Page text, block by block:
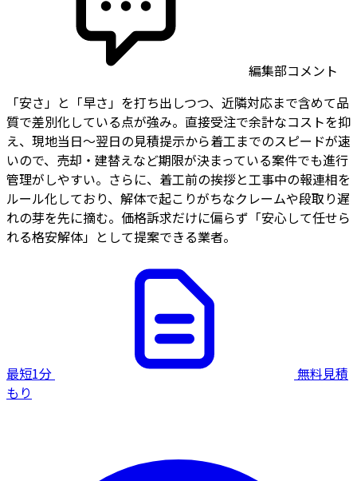
編集部コメント
「安さ」と「早さ」を打ち出しつつ、近隣対応まで含めて品
質で差別化している点が強み。直接受注で余計なコストを抑
え、現地当日〜翌日の見積提示から着工までのスピードが速
いので、売却・建替えなど期限が決まっている案件でも進行
管理がしやすい。さらに、着工前の挨拶と工事中の報連相を
ルール化しており、解体で起こりがちなクレームや段取り遅
れの芽を先に摘む。価格訴求だけに偏らず「安心して任せら
れる格安解体」として提案できる業者。
最短1分
無料見積
もり